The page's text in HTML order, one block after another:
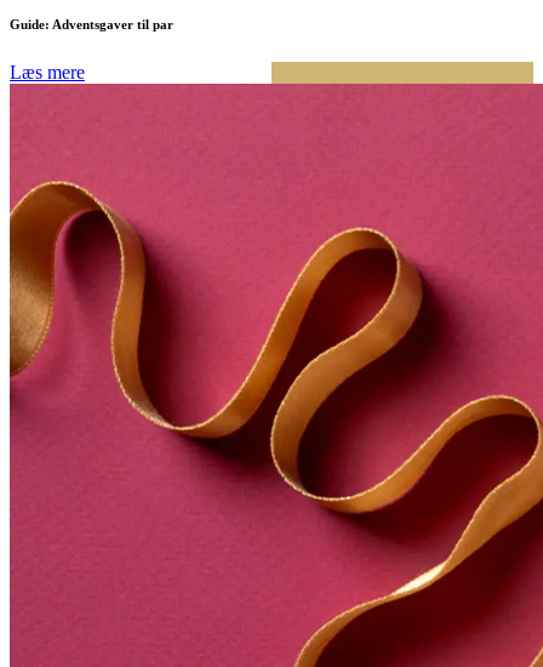
Guide: Adventsgaver til par
Læs mere